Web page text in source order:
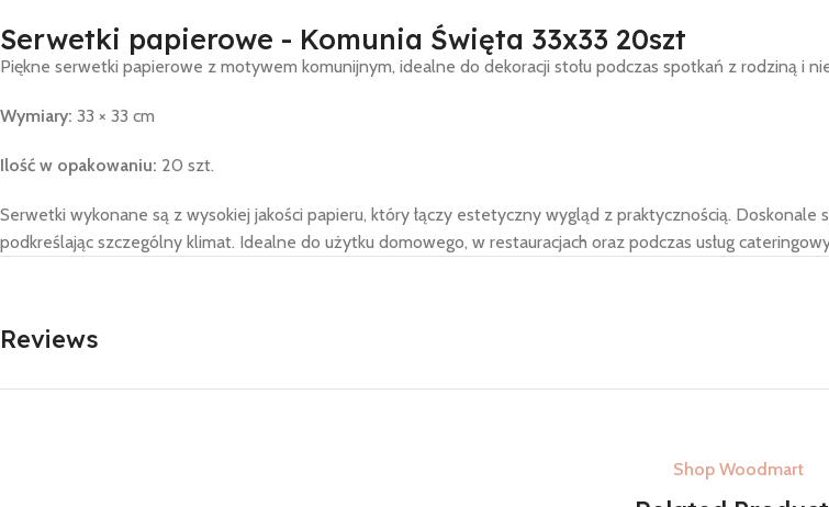
Serwetki papierowe - Komunia Święta 33x33 20szt
Piękne serwetki papierowe z motywem komunijnym, idealne do dekoracji stołu podczas spotkań z rodziną i
Wymiary: 33 × 33 cm
Ilość w opakowaniu: 20 szt.
Serwetki wykonane są z wysokiej jakości papieru, który łączy estetyczny wygląd z praktycznością.
podkreślając szczególny klimat. Idealne do użytku domowego, w restauracjach oraz podczas usług
Reviews
Shop Woodmart